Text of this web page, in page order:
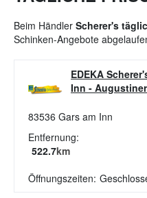
Beim Händler Scherer's
Schinken-Angebote
EDEKA
Inn -
83536 Gars am Inn
Entfernung:
522.7km
Öffnungszeiten: